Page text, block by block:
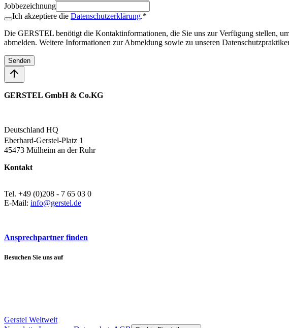
Jobbezeichnung
Ich akzeptiere die Datenschutzerklärung.*
Die GERSTEL benötigt die Kontaktinformationen, die Sie uns zur Verfügung stellen,
abmelden. Weitere Informationen zur Abmeldung sowie zu unseren
Senden
GERSTEL GmbH & Co.KG
Deutschland HQ
Eberhard-Gerstel-Platz 1
45473 Mülheim an der Ruhr
Kontakt
Tel. +49 (0)208 - 7 65 03 0
E-Mail: info@gerstel.de
Ansprechpartner finden
Besuchen Sie uns auf
Gerstel Weltweit